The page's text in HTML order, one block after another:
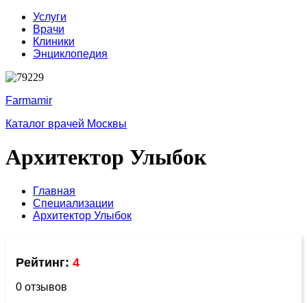
Услуги
Врачи
Клиники
Энциклопедия
Farmamir
Каталог врачей Москвы
Архитектор Улыбок
Главная
Специализации
Архитектор Улыбок
Рейтинг: 4
0 отзывов